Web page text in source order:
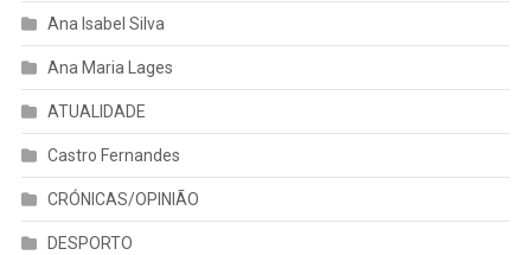
Ana Isabel Silva
Ana Maria Lages
ATUALIDADE
Castro Fernandes
CRÓNICAS/OPINIÃO
DESPORTO